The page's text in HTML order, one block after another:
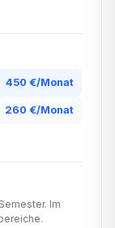
450 €/Monat
260 €/Monat
Im